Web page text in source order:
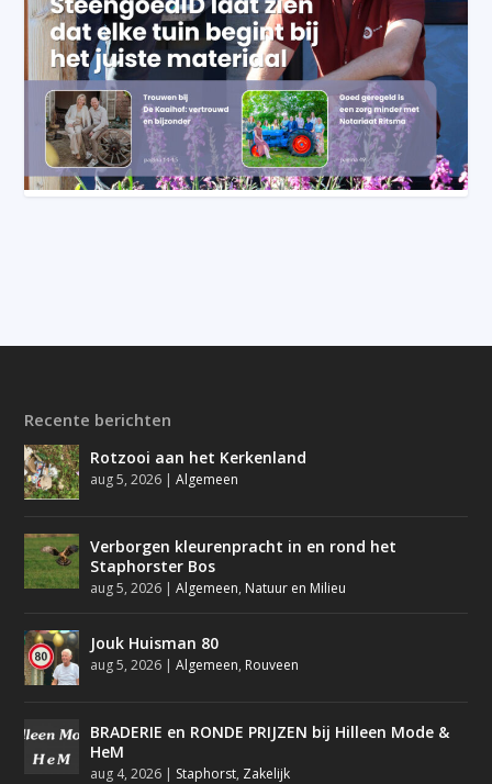
Recente berichten
Rotzooi aan het Kerkenland
aug 5, 2026 |Algemeen
Verborgen kleurenpracht in en rond het
Staphorster Bos
aug 5, 2026 |Algemeen, Natuur en Milieu
Jouk Huisman 80
aug 5, 2026 |Algemeen, Rouveen
BRADERIE en RONDE PRIJZEN bij Hilleen Mode &
HeM
aug 4, 2026 | Staphorst, Zakelijk